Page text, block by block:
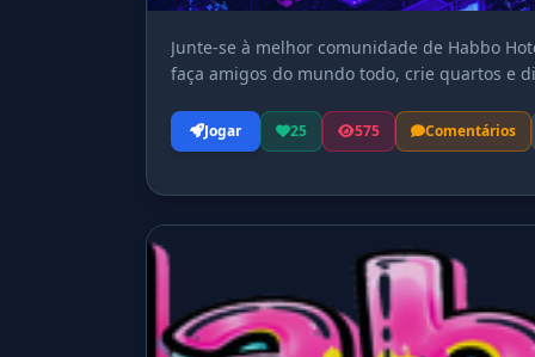
Junte-se à melhor comunidade de Habbo
faça amigos do mundo todo, crie quartos e
Jogar 25 575 Comentários